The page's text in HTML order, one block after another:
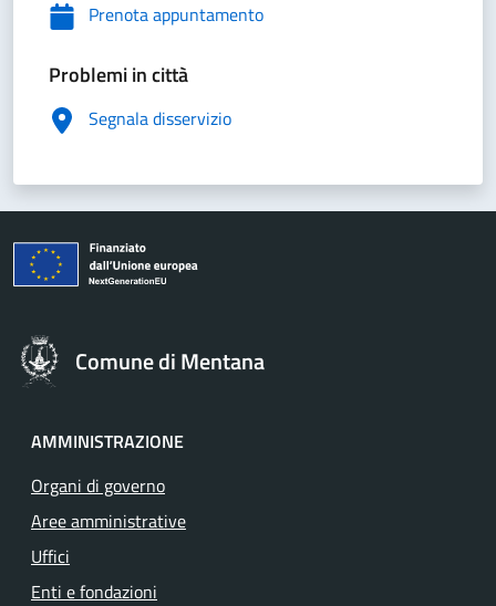
Prenota appuntamento
Problemi in città
Segnala disservizio
Comune di Mentana
AMMINISTRAZIONE
Organi di governo
Aree amministrative
Uffici
Enti e fondazioni